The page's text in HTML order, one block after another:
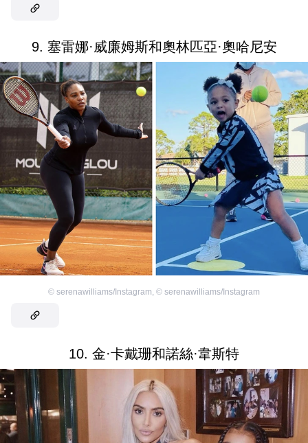
9. 塞雷娜·威廉姆斯和奧林匹亞·奧哈尼安
© serenawilliams/Instagram, © serenawilliams/Instagram
10. 金·卡戴珊和諾絲·韋斯特